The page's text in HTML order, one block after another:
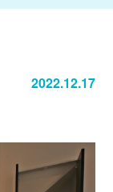
2022.12.17